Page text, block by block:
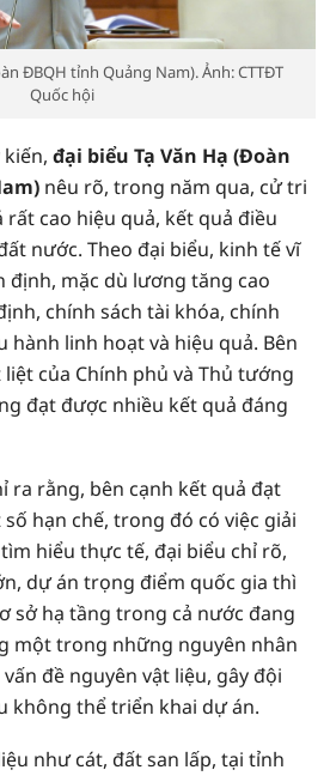
ĐBQH tỉnh Quảng Nam). Ảnh: CTTĐT
Quốc hội
đại biểu Tạ Văn Hạ (Đoàn
nêu rõ, trong năm qua, cử tri
rất cao hiệu quả, kết quả điều
nước. Theo đại biểu, kinh tế vĩ
định, mặc dù lương tăng cao
chính sách tài khóa, chính
hành linh hoạt và hiệu quả. Bên
của Chính phủ và Thủ tướng
đạt được nhiều kết quả đáng
ra rằng, bên cạnh kết quả đạt
hạn chế, trong đó có việc giải
hiểu thực tế, đại biểu chỉ rõ,
dự án trọng điểm quốc gia thì
sở hạ tầng trong cả nước đang
một trong những nguyên nhân
đề nguyên vật liệu, gây đội
không thể triển khai dự án.
như cát, đất san lấp, tại tỉnh